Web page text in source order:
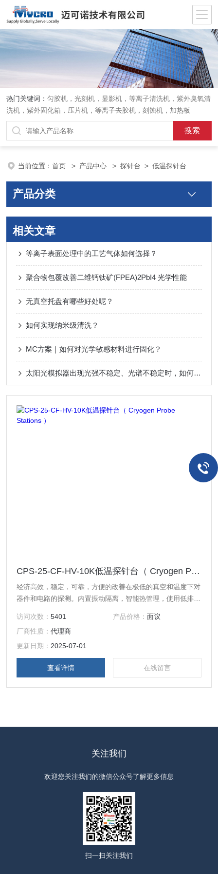
热门关键词：匀胶机，光刻机，显影机，等离子清洗机，紫外臭氧清
洗机，紫外固化箱，压片机，等离子去胶机，刻蚀机，加热板
当前位置：首页 > 产品中心 >探针台 >低温探针台
产品分类
相关文章
等离子表面处理中的工艺气体如何选择？
聚合物包覆改善二维钙钛矿(FPEA)2PbI4 光学性能
无真空托盘有哪些好处呢？
如何实现纳米级清洗？
MC方案｜如何对光学敏感材料进行固化？
太阳光模拟器出现光强不稳定、光谱不稳定时，如何排查故障？
CPS-25-CF-HV-10K低温探针台（ Cryogen Probe Stations ）
经济高效，稳定，可靠，方便的改善在极低的真空和温度下对
器件和电路的探测。内置振动隔离，智能热管理，使用低排放
水平的应用，如石墨烯的研究，分子电子学等的，系统采用闭
式循环制冷机和专有的热管理，可以经济快速的操作。内置的
隔振Z小化振动符合行业标准。超稳定的微操纵满足设备探针*
的准确和可重复的接触。
访问次数：5401 产品价格： 面议
厂商性质：代理商
更新日期： 2025-07-01
查看详情 在线留言
关注我们
欢迎您关注我们的微信公众号了解更多信息
扫一扫关注我们